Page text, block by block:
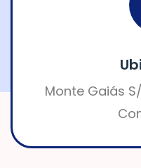
Monte Gaiás